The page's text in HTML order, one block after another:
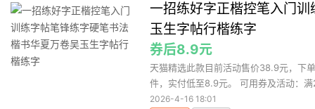
一招练好字正楷控笔入门
玉生字帖行楷练字
券后8.9元
天猫精选此款目前活动售价38.9元，下
件，实付低至8.9元。 可用券及活动：
2026-4-16 18:01